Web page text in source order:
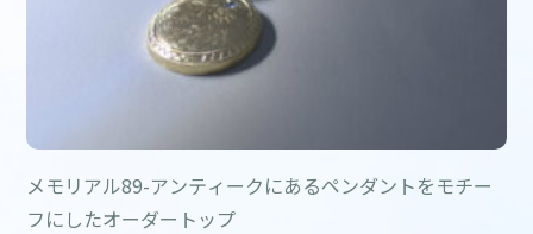
メモリアル89-アンティークにあるペンダントをモチー
フにしたオーダートップ